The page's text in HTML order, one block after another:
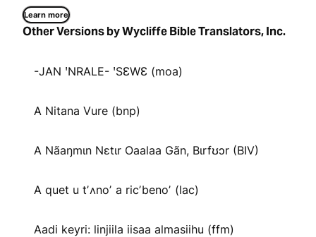
Learn more
Other Versions by Wycliffe Bible Translators, Inc.
-JAN ꞌNRALE- ꞌSƐWƐ (moa)
A Nitana Vure (bnp)
A Nãaŋmɩn Nɛtɩr Oaalaa Gãn, Bɩrfʊɔr (BIV)
A quet u tʼʌnoʼ a ricʼbenoʼ (lac)
Aadi keyri: linjiila iisaa almasiihu (ffm)